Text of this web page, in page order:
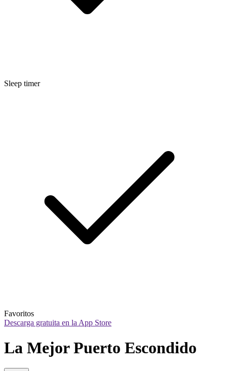
Sleep timer
Favoritos
Descarga gratuita en la App Store
La Mejor Puerto Escondido